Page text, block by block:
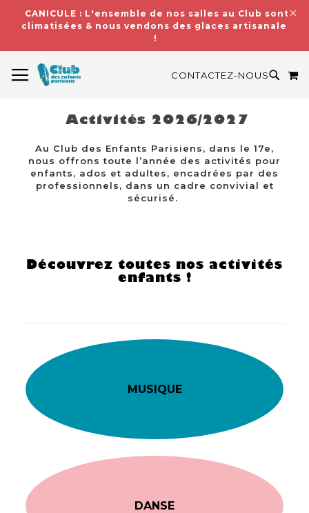
CANICULE : L'ensemble de nos salles au Club sont
climatisées & nous vendons des glaces artisanales
!
CONTACTEZ-NOUS
Activités 2026/2027
Au Club des Enfants Parisiens, dans le 17e,
nous offrons toute l’année des activités pour
enfants, ados et adultes, encadrées par des
professionnels, dans un cadre convivial et
sécurisé.
Découvrez toutes nos activités
enfants !
MUSIQUE
DANSE